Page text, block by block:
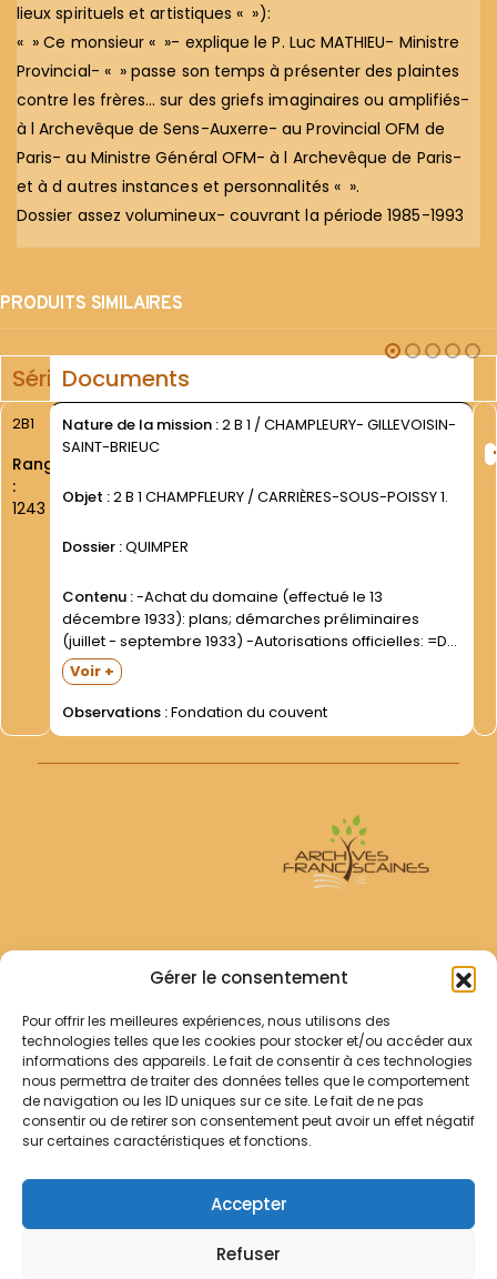
Gérer le consentement
Pour offrir les meilleures expériences, nous utilisons des
technologies telles que les cookies pour stocker et/ou accéder aux
informations des appareils. Le fait de consentir à ces technologies
nous permettra de traiter des données telles que le comportement
de navigation ou les ID uniques sur ce site. Le fait de ne pas
consentir ou de retirer son consentement peut avoir un effet négatif
sur certaines caractéristiques et fonctions.
Accepter
Refuser
lieux spirituels et artistiques « »):
« » Ce monsieur « »- explique le P. Luc MATHIEU- Ministre
Provincial- « » passe son temps à présenter des plaintes
contre les frères… sur des griefs imaginaires ou amplifiés-
à l Archevêque de Sens-Auxerre- au Provincial OFM de
Paris- au Ministre Général OFM- à l Archevêque de Paris-
et à d autres instances et personnalités « ».
Dossier assez volumineux- couvrant la période 1985-1993
PRODUITS SIMILAIRES
SérieDocuments
2B1
Rang
:
1243
Nature de la mission :2 B 1 / CHAMPLEURY- GILLEVOISIN-
SAINT-BRIEUC
Objet :2 B 1 CHAMPFLEURY / CARRIÈRES-SOUS-POISSY 1.
Dossier :QUIMPER
Contenu :-Achat du domaine (effectué le 13
décembre 1933): plans; démarches préliminaires
(juillet - septembre 1933) -Autorisations officielles: =De
l Evêque de Versailles (29 décembre 1933) =De la
Congrégation romaine des Religieux (29 janvier 1934-
contresignée le 6 février par le...
Voir +
Observations :Fondation du couvent
Archives Franciscaines
RECHERCHER
Comment chercher ?
Les archives
Notre démarche
Contact